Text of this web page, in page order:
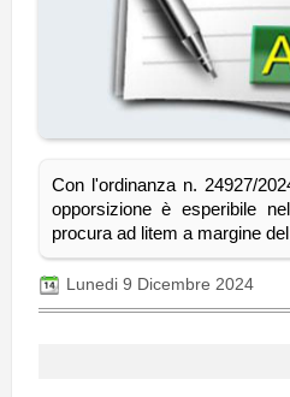
Con l'ordinanza n. 24927/
opporsizione è esperibile
procura ad litem a margine
Lunedi 9 Dicembre 2024